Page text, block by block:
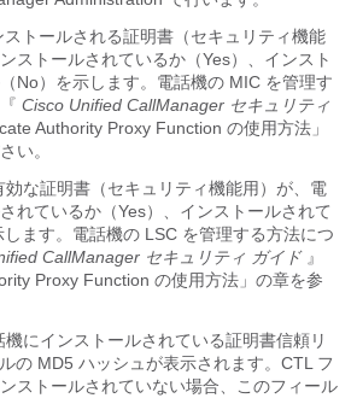
トールされる証明書（セキュリティ機能
ストールされているか（Yes）、インスト
No）を示します。電話機の MIC を管理す
Cisco Unified CallManager セキュリティ
Authority Proxy Function の使用方法」
い。
効な証明書（セキュリティ機能用）が、電
れているか（Yes）、インストールされて
ます。電話機の LSC を管理する方法につ
CallManager セキュリティ ガイド』
Proxy Function の使用方法」の章を参
にインストールされている証明書信頼リ
の MD5 ハッシュが表示されます。CTL フ
ストールされていない場合、このフィール